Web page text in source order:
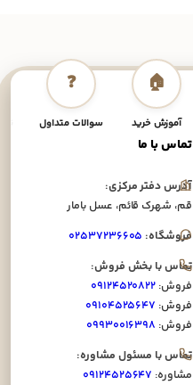
🏠
آموزش خرید
❓
سوالات متداول
تماس با ما
آدرس دفتر مرکزی:
قم، شهرک قائم، عسل بامار
فروشگاه: ۰۲۵۳۷۲۳۶۶۰۵
تماس با بخش فروش:
فروش: ۰۹۱۲۴۵۲۰۸۲۲
فروش: ۰۹۱۰۴۵۲۵۶۴۷
فروش: ۰۹۹۳۰۰۱۶۳۹۸
تماس با مسئول مشاوره:
مشاوره: ۰۹۱۲۴۵۲۵۶۴۷